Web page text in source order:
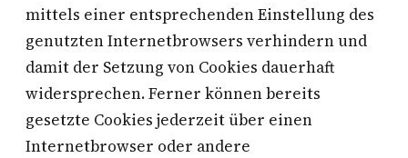
mittels einer entsprechenden Einstellung des
genutzten Internetbrowsers verhindern und
damit der Setzung von Cookies dauerhaft
widersprechen. Ferner können bereits
gesetzte Cookies jederzeit über einen
Internetbrowser oder andere